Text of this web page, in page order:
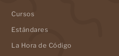
Cursos
Estándares
La Hora de Código